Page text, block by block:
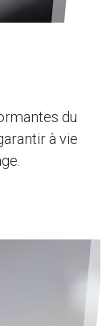
du
à vie